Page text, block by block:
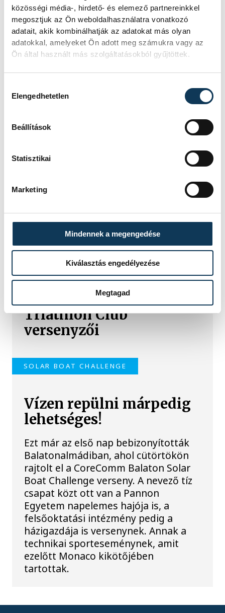
közösségi média-, hirdető- és elemező partnereinkkel
megosztjuk az Ön weboldalhasználatra vonatkozó
adatait, akik kombinálhatják az adatokat más olyan
adatokkal, amelyeket Ön adott meg számukra vagy az
Ön által használt más szolgáltatásokból gyűjtöttek.
Elengedhetetlen
Beállítások
Statisztikai
Marketing
Mindennek a megengedése
Kiválasztás engedélyezése
Megtagad
SPORT
A Pannon Triathlon Club
sportolói aktívak voltak
az elmúlt hónapokban
Jól szerepeltek a Pannon
Triathlon Club
versenyzői
SOLAR BOAT CHALLENGE
Vízen repülni márpedig
lehetséges!
Ezt már az első nap bebizonyították
Balatonalmádiban, ahol cütörtökön
rajtolt el a CoreComm Balaton Solar
Boat Challenge verseny. A nevező tíz
csapat közt ott van a Pannon
Egyetem napelemes hajója is, a
felsőoktatási intézmény pedig a
házigazdája is versenynek. Annak a
technikai sporteseménynek, amit
ezelőtt Monaco kikötőjében
tartottak.